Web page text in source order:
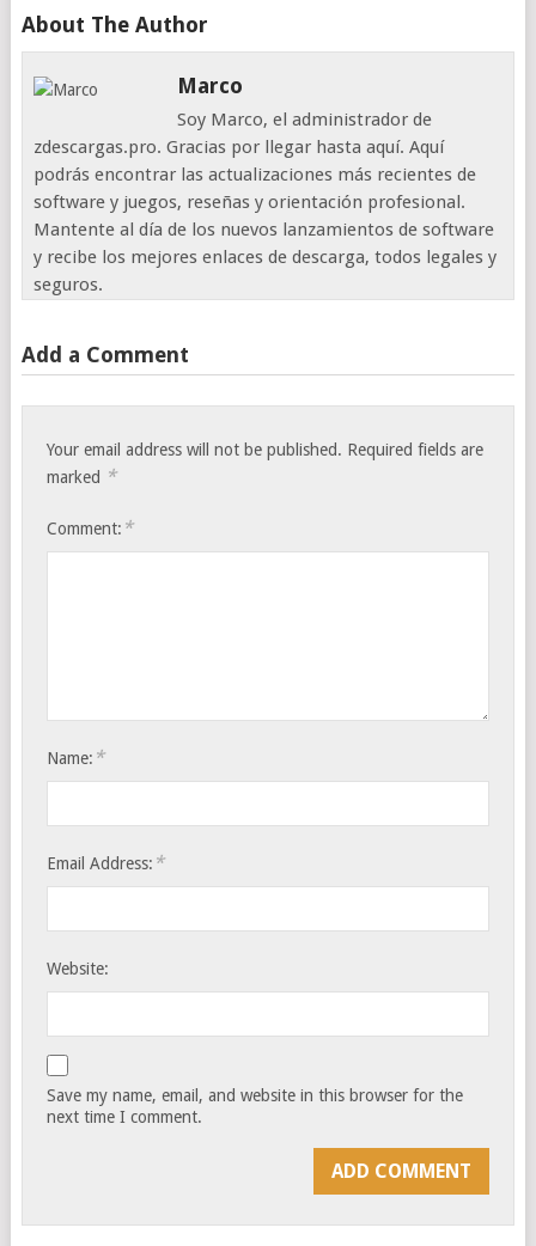
About The Author
Marco
Soy Marco, el administrador de
zdescargas.pro. Gracias por llegar hasta aquí. Aquí
podrás encontrar las actualizaciones más recientes de
software y juegos, reseñas y orientación profesional.
Mantente al día de los nuevos lanzamientos de software
y recibe los mejores enlaces de descarga, todos legales y
seguros.
Add a Comment
Your email address will not be published. Required fields are
marked *
Comment: *
Name: *
Email Address: *
Website:
Save my name, email, and website in this browser for the
next time I comment.